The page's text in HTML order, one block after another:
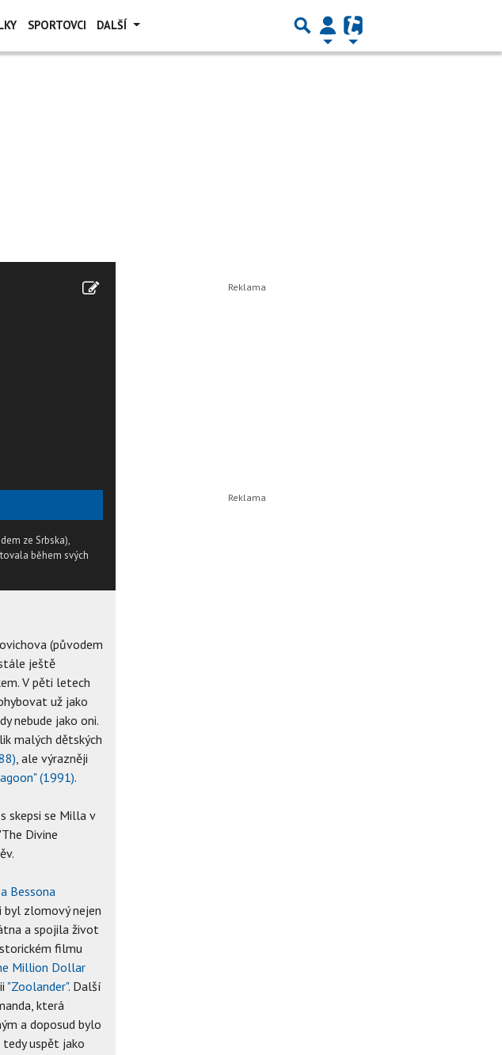
SPORTOVCI DALŠÍ
ze Srbska),
během svých
(původem
ještě
V pěti letech
už jako
nebude jako oni.
malých dětských
, ale výrazněji
(1991).
skepsi se Milla v
Divine
Bessona
byl zlomový nejen
a spojila život
filmu
Million Dollar
"Zoolander". Další
která
a doposud bylo
uspět jako